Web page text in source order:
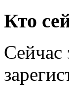
Кто
Сейчас